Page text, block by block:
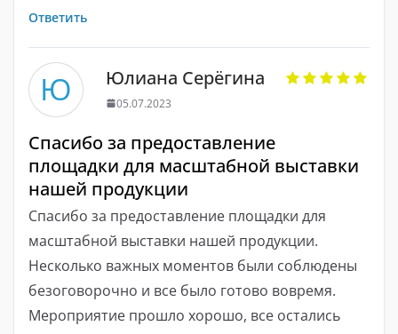
Ответить
Ю Юлиана Серёгина
05.07.2023
Спасибо за предоставление
площадки для масштабной выставки
нашей продукции
Спасибо за предоставление площадки для
масштабной выставки нашей продукции.
Несколько важных моментов были соблюдены
безоговорочно и все было готово вовремя.
Мероприятие прошло хорошо, все остались